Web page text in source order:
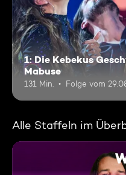
1: Die Kebekus
Mabuse
131 Min. Folge vom
Alle Staffeln im